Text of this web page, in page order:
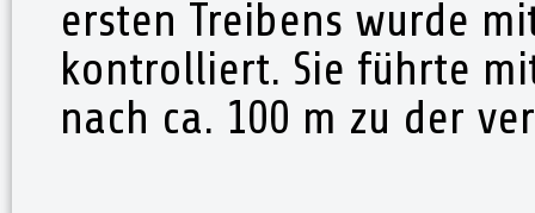
ersten Treibens wurde
kontrolliert. Sie führte
nach ca. 100 m zu der